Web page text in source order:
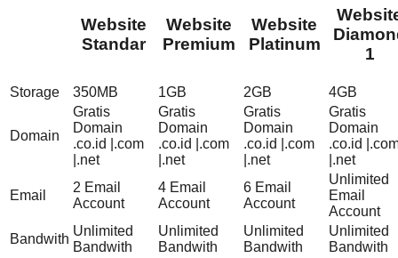
Website
Standar
Website
Premium
Website
Platinum
1
Storage 350MB 1GB 2GB 4GB
Domain
Gratis
Domain
.co.id |.com
|.net
Gratis
Domain
.co.id |.com
|.net
Gratis
Domain
.co.id |.com
|.net
Gratis
Domain
.co.id
|.net
Email
2 Email
Account
4 Email
Account
6 Email
Account
Unlimited
Email
Account
Bandwith
Unlimited
Bandwith
Unlimited
Bandwith
Unlimited
Bandwith
Unlimited
Bandwith